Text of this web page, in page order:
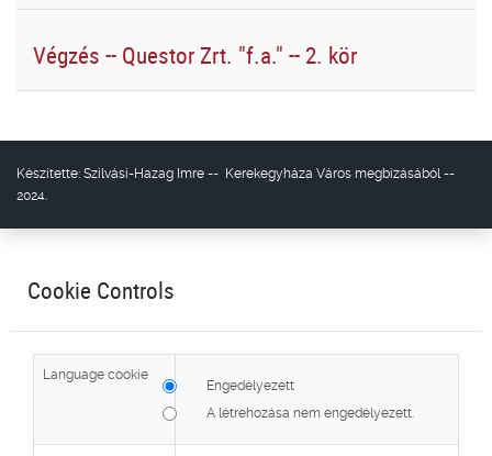
Végzés -- Questor Zrt. "f.a." -- 2. kör
Készítette: Szilvási-Hazag Imre -- Kerekegyháza Város megbízásából --
2024.
Cookie Controls
Language cookie
Engedélyezett
A létrehozása nem engedélyezett.